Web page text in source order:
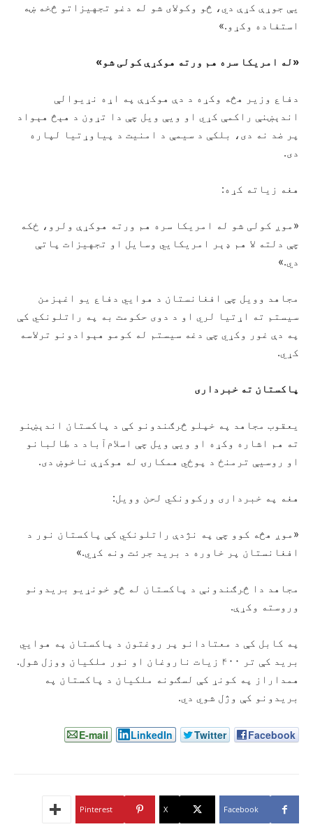
یې جوړې کړې دي، څو وکولای شو له دغو تجهیزاتو څخه ښه
استفاده وکړو.»
«له امریکا سره هم ورته هوکړې کولی شو»
دفاع وزیر هڅه وکړه د دې هوکړې په اړه نړیوالې
اندېښنې راکمې کړي او ویې ویل چې دا تړون د هېڅ هېواد
پر ضد نه دی، بلکې د سیمې د امنیت د پیاوړتیا لپاره
دی.
هغه زیاته کړه:
«موږ کولی شو له امریکا سره هم ورته هوکړې ولرو، ځکه
چې دلته لا هم ډېر امریکايي وسایل او تجهیزات پاتې
دي.»
مجاهد وویل چې افغانستان د هوايي دفاع یو اغېزمن
سیستم ته اړتیا لري او د دوی حکومت به په راتلونکي کې
په دې غور وکړي چې دغه سیستم له کومو هېوادونو ترلاسه
کړي.
پاکستان ته خبرداری
یعقوب مجاهد په خپلو څرګندونو کې د پاکستان اندېښنو
ته هم اشاره وکړه او ویې ویل چې اسلام‌آباد د طالبانو
او روسیې ترمنځ د پوځي همکارۍ له هوکړې ناخوښ دی.
هغه په خبرداری ورکوونکي لحن وویل:
«موږ هڅه کوو چې په نژدې راتلونکي کې پاکستان نور د
افغانستان پر خاوره د برید جرئت ونه کړي.»
مجاهد دا څرګندونې د پاکستان له څو خونړیو بریدونو
وروسته وکړې.
په کابل کې د معتادانو پر روغتون د پاکستان په هوايي
برید کې تر ۴۰۰ زیات ناروغان او نور ملکیان ووزل شول.
همداراز په کونړ کې لسګونه ملکیان د پاکستان په
بریدونو کې وژل شوي دي.
Facebook
Twitter
LinkedIn
E-mail
Facebook
X
Pinterest